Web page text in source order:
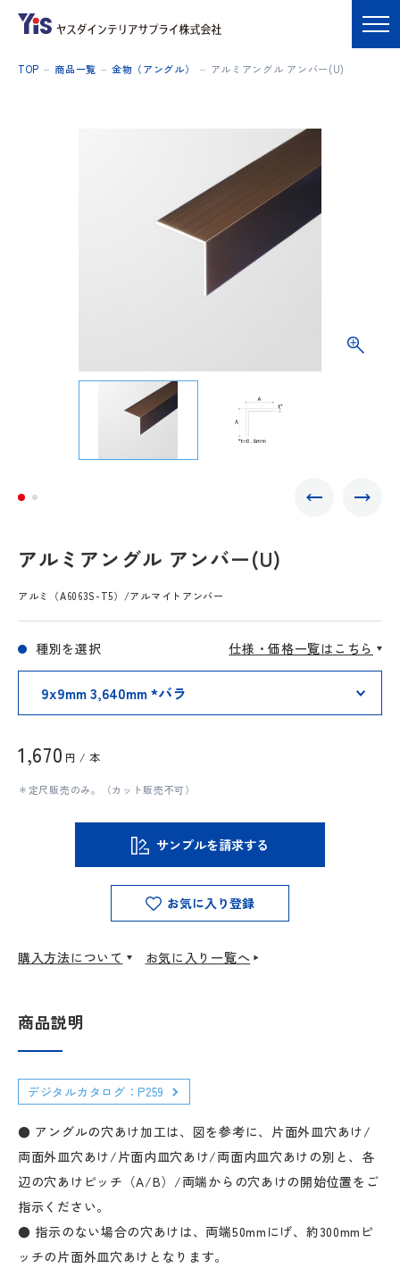
TOP 商品一覧 金物（アングル） アルミアングル アンバー(U)
アルミアングル アンバー(U)
アルミ（A6063S-T5）/アルマイトアンバー
仕様・価格一覧はこちら
種別を選択
1,670 円 / 本
＊定尺販売のみ。（カット販売不可）
サンプルを請求する
お気に入り登録
購入方法について お気に入り一覧へ
商品説明
デジタルカタログ：P259
● アングルの穴あけ加工は、図を参考に、片面外皿穴あけ/
両面外皿穴あけ/片面内皿穴あけ/両面内皿穴あけの別と、各
辺の穴あけピッチ（A/B）/両端からの穴あけの開始位置をご
指示ください。
● 指示のない場合の穴あけは、両端50mmにげ、約300mmピ
ッチの片面外皿穴あけとなります。